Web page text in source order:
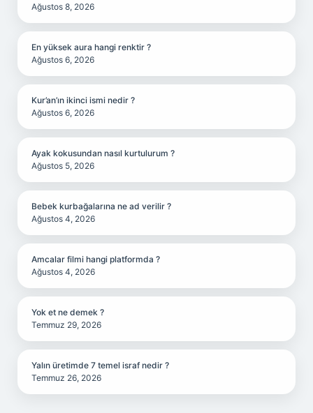
Ağustos 8, 2026
En yüksek aura hangi renktir ?
Ağustos 6, 2026
Kur’an’ın ikinci ismi nedir ?
Ağustos 6, 2026
Ayak kokusundan nasıl kurtulurum ?
Ağustos 5, 2026
Bebek kurbağalarına ne ad verilir ?
Ağustos 4, 2026
Amcalar filmi hangi platformda ?
Ağustos 4, 2026
Yok et ne demek ?
Temmuz 29, 2026
Yalın üretimde 7 temel israf nedir ?
Temmuz 26, 2026